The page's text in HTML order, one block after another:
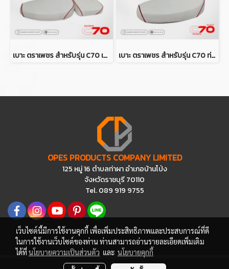
เบาะ ตราเพชร สำหรับรุ่น C70 เบาะ 2 ตอน (สีขาวคิ้วแดง) เบาะ ตราเพชร สำหรับรุ่น C70 ท่อนหน้า (สีขาวคิ้วแดง)
OPES PRODUCTS COMPANY LIMITED
125 หมู่ 16 ตำบลท่าผา อำเภอบ้านโป่ง
จังหวัดราชบุรี 70110
Tel. 089 919 9755
ผู้เข้าชมวันนี้ 383
เว็บไซต์นี้มีการใช้งานคุกกี้ เพื่อเพิ่มประสิทธิภาพและประสบการณ์ที่ดี
ในการใช้งานเว็บไซต์ของท่าน ท่านสามารถอ่านรายละเอียดเพิ่มเติม
ได้ที่นโยบายความเป็นส่วนตัว และ นโยบายคุกกี้